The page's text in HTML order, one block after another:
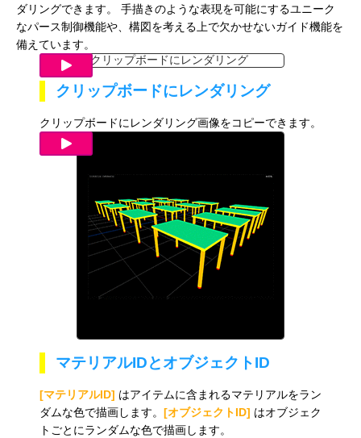
ダリングできます。 手描きのような表現を可能にするユニーク
なパース制御機能や、構図を考える上で欠かせないガイド機能を
備えています。
クリップボードにレンダリング
クリップボードにレンダリング画像をコピーできます。
マテリアルIDとオブジェクトID
[マテリアルID] はアイテムに含まれるマテリアルをラン
ダムな色で描画します。 [オブジェクトID] はオブジェク
トごとにランダムな色で描画します。